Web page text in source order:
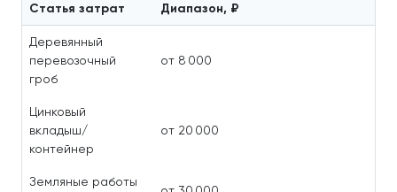
Статья затрат Диапазон, ₽
Деревянный
перевозочный
гроб
от 8 000
Цинковый
вкладыш/
контейнер
от 20 000
Земляные работы